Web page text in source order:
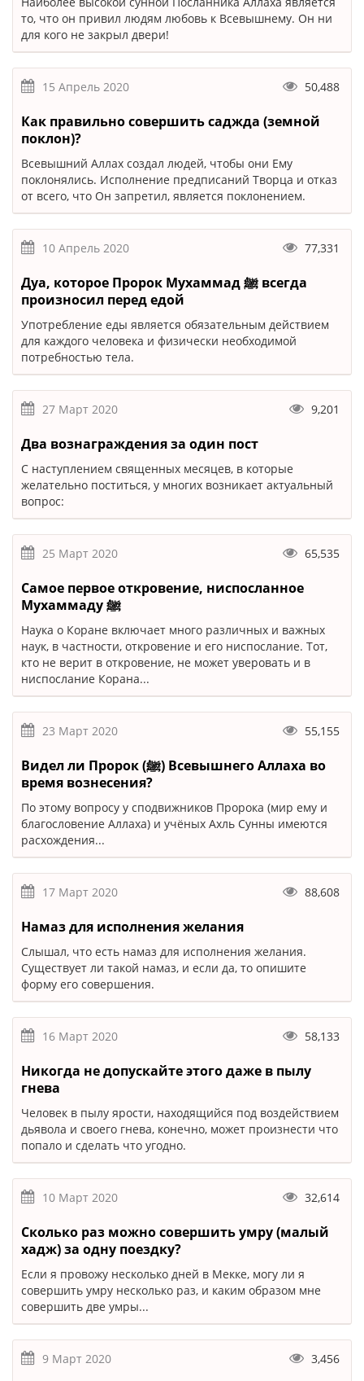
то, что он привил людям любовь к Всевышнему. Он ни
для кого не закрыл двери!
15 Апрель 2020 50,488
Как правильно совершить саджда (земной
поклон)?
Всевышний Аллах создал людей, чтобы они Ему
поклонялись. Исполнение предписаний Творца и отказ
от всего, что Он запретил, является поклонением.
10 Апрель 2020 77,331
Дуа, которое Пророк Мухаммад ﷺ всегда
произносил перед едой
Употребление еды является обязательным действием
для каждого человека и физически необходимой
потребностью тела.
27 Март 2020 9,201
Два вознаграждения за один пост
С наступлением священных месяцев, в которые
желательно поститься, у многих возникает актуальный
вопрос:
25 Март 2020 65,535
Самое первое откровение, ниспосланное
Мухаммаду ﷺ
Наука о Коране включает много различных и важных
наук, в частности, откровение и его ниспослание. Тот,
кто не верит в откровение, не может уверовать и в
ниспослание Корана...
23 Март 2020 55,155
Видел ли Пророк (ﷺ) Всевышнего Аллаха во
время вознесения?
По этому вопросу у сподвижников Пророка (мир ему и
благословение Аллаха) и учёных Ахль Сунны имеются
расхождения...
17 Март 2020 88,608
Намаз для исполнения желания
Слышал, что есть намаз для исполнения желания.
Существует ли такой намаз, и если да, то опишите
форму его совершения.
16 Март 2020 58,133
Никогда не допускайте этого даже в пылу
гнева
Человек в пылу ярости, находящийся под воздействием
дьявола и своего гнева, конечно, может произнести что
попало и сделать что угодно.
10 Март 2020 32,614
Сколько раз можно совершить умру (малый
хадж) за одну поездку?
Если я провожу несколько дней в Мекке, могу ли я
совершить умру несколько раз, и каким образом мне
совершить две умры...
9 Март 2020 3,456